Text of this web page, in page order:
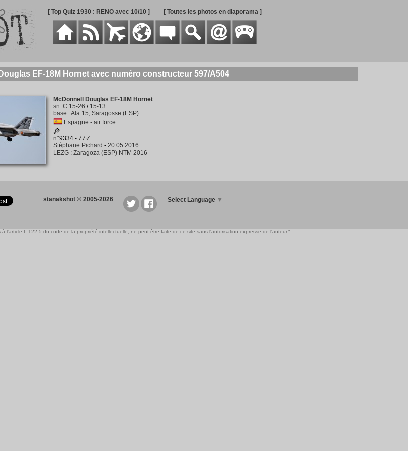
[ Top Quiz 1930 : RENO avec 10/10 ] [ Toutes les photos en diaporama ]
EF-18M Hornet avec numéro constructeur 597/A504
McDonnell Douglas EF-18M Hornet
sn: C.15-26 / 15-13
base :Ala 15, Saragosse (ESP)
Espagne - air force
n°9334 - 77✓
Stéphane Pichard - 20.05.2016
LEZG: Zaragoza (ESP) NTM 2016
stanakshot © 2005-2026 Select Language ▼
l'article L 122-5 du code de la propriété intellectuelle, ne peut être faite de ce site sans l'autorisation expresse de l'auteur."